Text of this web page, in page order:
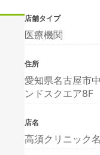
店舗タイプ
医療機関
住所
愛知県名古屋市
ンドスクエア8F
店名
高須クリニック